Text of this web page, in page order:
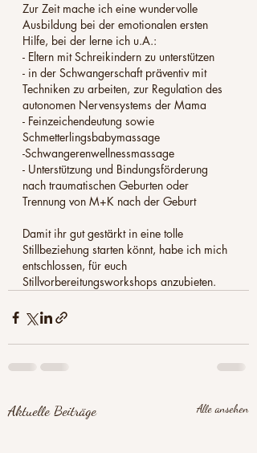
Zur Zeit mache ich eine wundervolle
Ausbildung bei der emotionalen ersten
Hilfe, bei der lerne ich u.A.:
- Eltern mit Schreikindern zu unterstützen
- in der Schwangerschaft präventiv mit
Techniken zu arbeiten, zur Regulation des
autonomen Nervensystems der Mama
- Feinzeichendeutung sowie
Schmetterlingsbabymassage
-Schwangerenwellnessmassage
- Unterstützung und Bindungsförderung
nach traumatischen Geburten oder
Trennung von M+K nach der Geburt
Damit ihr gut gestärkt in eine tolle
Stillbeziehung starten könnt, habe ich mich
entschlossen, für euch
Stillvorbereitungsworkshops anzubieten.
Aktuelle Beiträge Alle ansehen